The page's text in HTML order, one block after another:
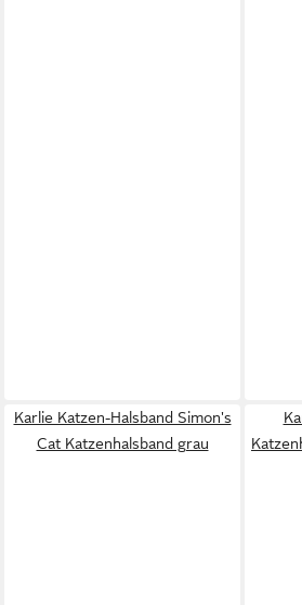
Karlie Katzen-Halsband Simon's
Cat Katzenhalsband grau